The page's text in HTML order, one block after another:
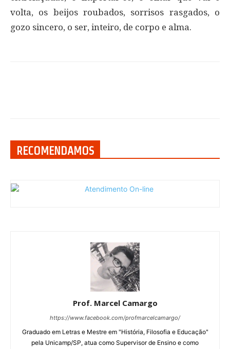
volta, os beijos roubados, sorrisos rasgados, o
gozo sincero, o ser, inteiro, de corpo e alma.
RECOMENDAMOS
Prof. Marcel Camargo
https://www.facebook.com/profmarcelcamargo/
Graduado em Letras e Mestre em "História, Filosofia e Educação"
pela Unicamp/SP, atua como Supervisor de Ensino e como